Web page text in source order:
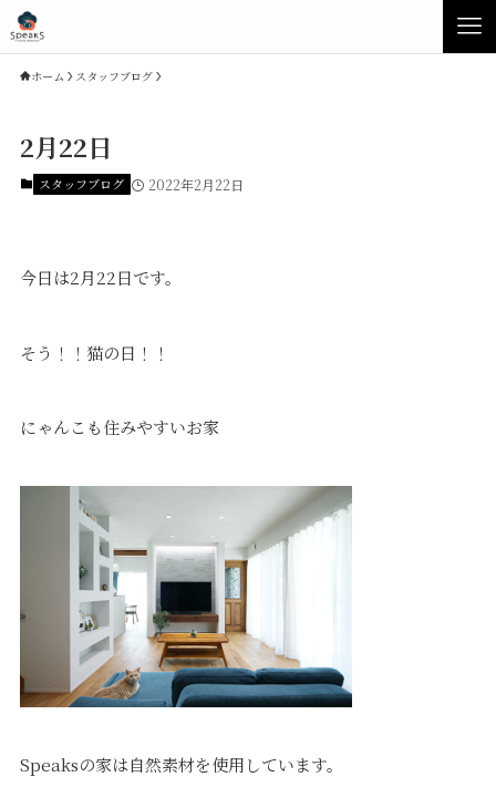
Concept
Speaksの家づくり
素材について
価格について
商品ラインナップ
建築実例・お客様イン
タビュー
Topics
お知らせ
スタッフブログ
会社概要
スタッフ紹介
ホーム スタッフブログ
2月22日
スタッフブログ 2022年2月22日
今日は2月22日です。
そう！！猫の日！！
にゃんこも住みやすいお家
Speaksの家は自然素材を使用しています。